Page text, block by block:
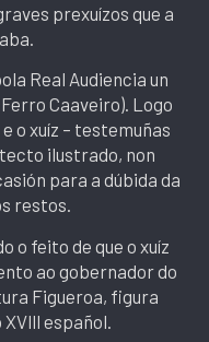
prexuízos que a
Real Audiencia un
Caaveiro). Logo
o xuíz – testemuñas
ilustrado, non
para a dúbida da
restos.
o feito de que o xuíz
ao gobernador do
Figueroa, figura
español.